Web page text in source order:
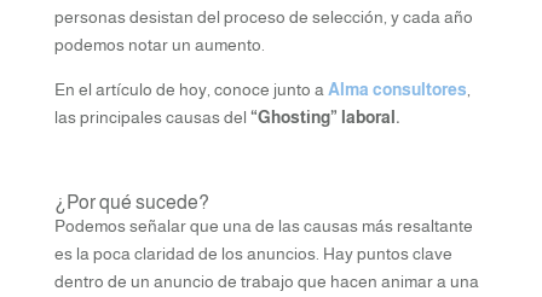
personas desistan del proceso de selección, y cada año
podemos notar un aumento.
En el artículo de hoy, conoce junto a Alma consultores
las principales causas del “Ghosting” laboral.
¿Por qué sucede?
Podemos señalar que una de las causas más resaltante
es la poca claridad de los anuncios. Hay puntos clave
dentro de un anuncio de trabajo que hacen animar a una